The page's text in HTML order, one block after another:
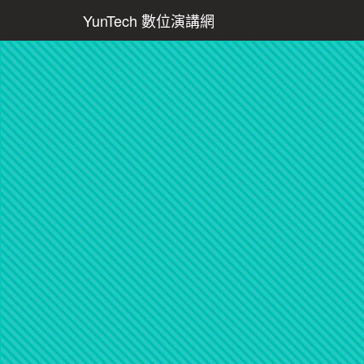
YunTech 數位演講網